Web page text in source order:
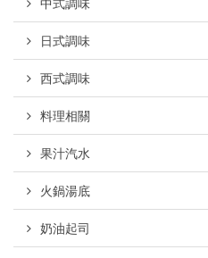
中式調味
日式調味
西式調味
料理相關
果汁汽水
火鍋湯底
奶油起司